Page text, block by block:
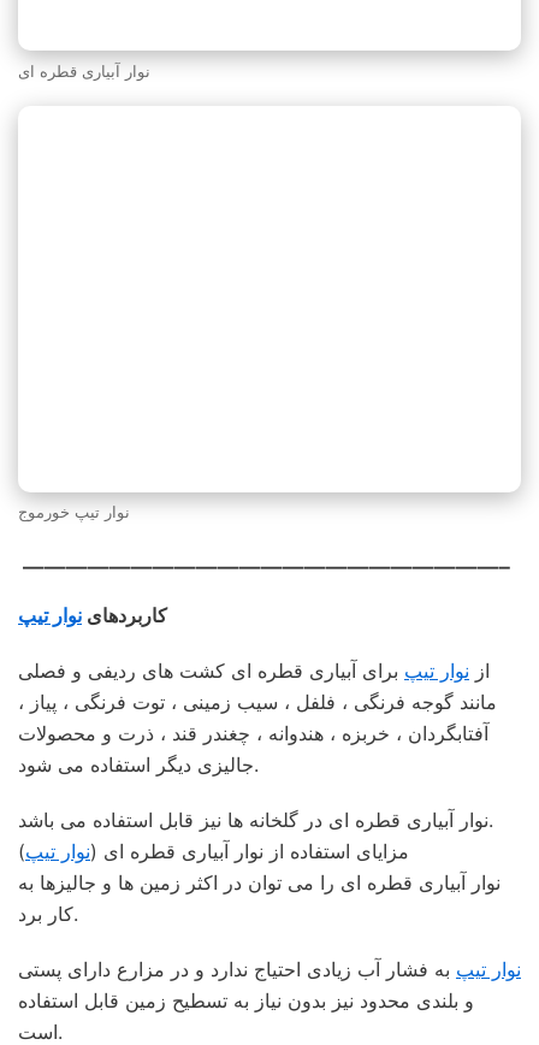
نوار آبیاری قطره ای
نوار تیپ خورموج
——————————————————————–
کاربردهای نوار تیپ
از نوار تیپ برای آبیاری قطره ای کشت های ردیفی و فصلی
مانند گوجه فرنگی ، فلفل ، سیب زمینی ، توت فرنگی ، پیاز ،
آفتابگردان ، خربزه ، هندوانه ، چغندر قند ، ذرت و محصولات
جالیزی دیگر استفاده می شود.
نوار آبیاری قطره ای در گلخانه ها نیز قابل استفاده می باشد.
مزایای استفاده از نوار آبیاری قطره ای (نوار تیپ)
نوار آبیاری قطره ای را می توان در اکثر زمین ها و جالیزها به
کار برد.
نوار تیپ به فشار آب زیادی احتیاج ندارد و در مزارع دارای پستی
و بلندی محدود نیز بدون نیاز به تسطیح زمین قابل استفاده
است.